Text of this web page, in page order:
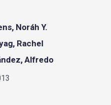
Noráh Y.
Rachel
Alfredo